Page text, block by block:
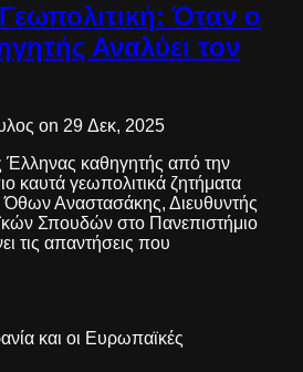
Όταν ο
Αναλύει τον
on 29 Δεκ, 2025
Έλληνας καθηγητής από την
καυτά γεωπολιτικά ζητήματα
Αναστασάκης, Διευθυντής
Σπουδών στο Πανεπιστήμιο
τις απαντήσεις που
και οι Ευρωπαϊκές